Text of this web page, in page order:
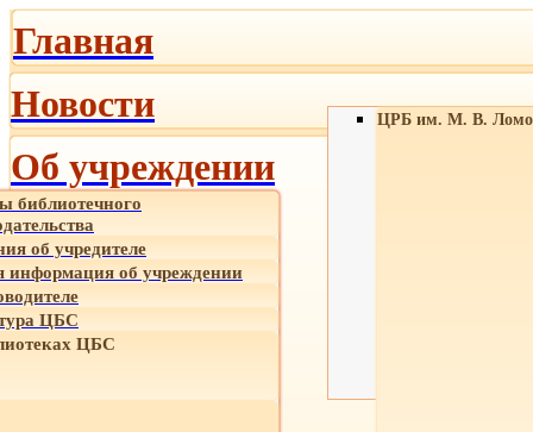
Главная
Новости
Об учреждении
библиотечного
об учредителе
об учреждении
ЦБС
ЦБС
ЦРБ им. М. В.